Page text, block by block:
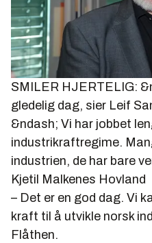
SMILER HJERTELIG:
gledelig dag, sier Leif
&ndash; Vi har jobbet
industrikraftregime.
industrien, de har bare
Kjetil Malkenes Hovland
– Det er en god dag. Vi
kraft til å utvikle norsk
Flåthen.